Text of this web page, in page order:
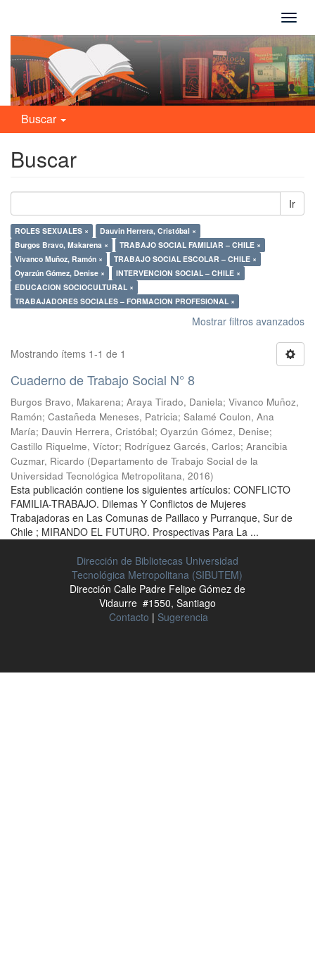
Buscar
Buscar
Ir
ROLES SEXUALES ×
Dauvin Herrera, Cristóbal ×
Burgos Bravo, Makarena ×
TRABAJO SOCIAL FAMILIAR – CHILE ×
Vivanco Muñoz, Ramón ×
TRABAJO SOCIAL ESCOLAR – CHILE ×
Oyarzún Gómez, Denise ×
INTERVENCION SOCIAL – CHILE ×
EDUCACION SOCIOCULTURAL ×
TRABAJADORES SOCIALES – FORMACION PROFESIONAL ×
Mostrar filtros avanzados
Mostrando ítems 1-1 de 1
Cuaderno de Trabajo Social N° 8
Burgos Bravo, Makarena; Araya Tirado, Daniela; Vivanco Muñoz,
Ramón; Castañeda Meneses, Patricia; Salamé Coulon, Ana
María; Dauvin Herrera, Cristóbal; Oyarzún Gómez, Denise;
Castillo Riquelme, Víctor; Rodríguez Garcés, Carlos; Arancibia
Cuzmar, Ricardo (Departamento de Trabajo Social de la
Universidad Tecnológica Metropolitana, 2016)
Esta publicación contiene los siguientes artículos: CONFLICTO
FAMILIA-TRABAJO. Dilemas Y Conflictos de Mujeres
Trabajadoras en Las Comunas de Paillaco y Purranque, Sur de
Chile ; MIRANDO EL FUTURO. Prospectivas Para La ...
Dirección de Bibliotecas Universidad
Tecnológica Metropolitana (SIBUTEM)
Dirección Calle Padre Felipe Gómez de
Vidaurre #1550, Santiago
Contacto | Sugerencia